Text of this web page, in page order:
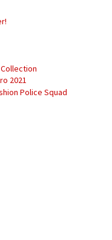
2021
Police Squad